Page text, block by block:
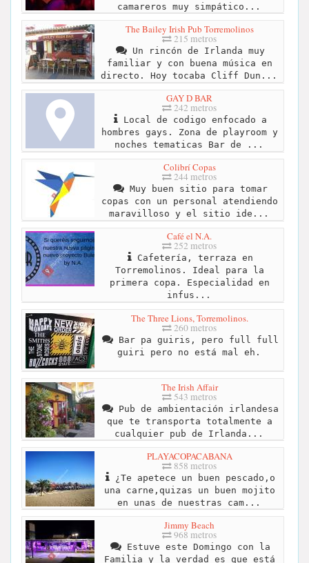
camareros muy simpático...
The Bailey Irish Pub Torremolinos
215 metros
Un rincón de Irlanda muy
familiar y con buena música en
directo. Hoy tocaba Cliff Dun...
GAY D BAR
242 metros
Local de codigo enfocado a
hombres gays. Zona de playroom y
noches tematicas Bar de ...
Colibrí Copas
244 metros
Muy buen sitio para tomar
copas con un personal atendiendo
maravilloso y el sitio ide...
Café el N.A.
252 metros
Cafetería, terraza en
Torremolinos. Ideal para la
primera copa. Especialidad en
infus...
The Three Lions, Torremolinos.
260 metros
Bar pa guiris, pero full full
guiri pero no está mal eh.
The Irish Affair
543 metros
Pub de ambientación irlandesa
que te transporta totalmente a
cualquier pub de Irlanda...
PLAYACOPACABANA
858 metros
¿Te apetece un buen pescado,o
una carne,quizas un buen mojito
en unas de nuestras cam...
Jimmy Beach
968 metros
Estuve este Domingo con la
Familia y la verdad es que está